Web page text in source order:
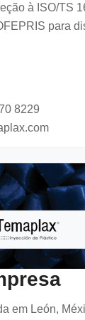
à ISO/TS
para
8229
em León,